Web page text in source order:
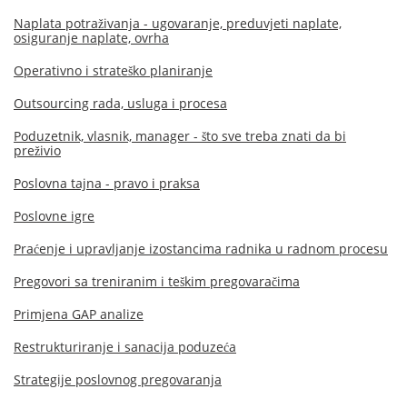
Naplata potraživanja - ugovaranje, preduvjeti naplate,
osiguranje naplate, ovrha
Operativno i strateško planiranje
Outsourcing rada, usluga i procesa
Poduzetnik, vlasnik, manager - što sve treba znati da bi
preživio
Poslovna tajna - pravo i praksa
Poslovne igre
Praćenje i upravljanje izostancima radnika u radnom procesu
Pregovori sa treniranim i teškim pregovaračima
Primjena GAP analize
Restrukturiranje i sanacija poduzeća
Strategije poslovnog pregovaranja